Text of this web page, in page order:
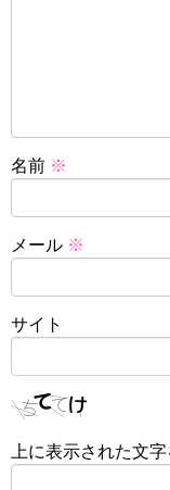
名前 ※
メール ※
サイト
上に表示された文